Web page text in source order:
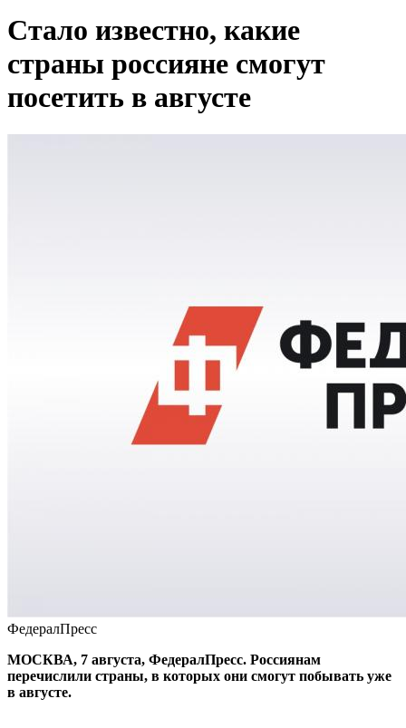
Стало известно, какие
страны россияне смогут
посетить в августе
ФедералПресс
МОСКВА, 7 августа, ФедералПресс. Россиянам
перечислили страны, в которых они смогут побывать уже
в августе.